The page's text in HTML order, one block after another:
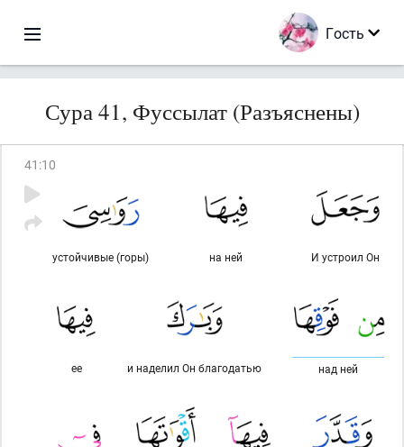
Гость
Сура 41, Фуссылат (Разъяснены)
41 :10
И устроил Он
на ней
устойчивые (горы)
над ней
и наделил Он благодатью
ее